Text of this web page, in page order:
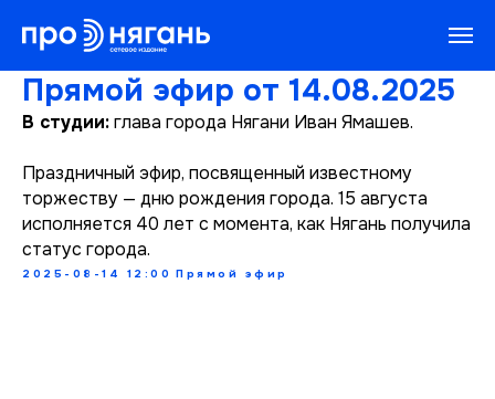
Прямой эфир от 14.08.2025
В студии:глава города Нягани Иван Ямашев.
Праздничный эфир, посвященный известному
торжеству — дню рождения города. 15 августа
исполняется 40 лет с момента, как Нягань получила
статус города.
2025-08-14 12:00 Прямой эфир